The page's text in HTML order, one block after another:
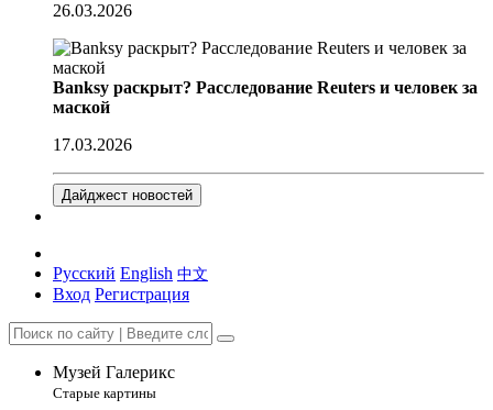
26.03.2026
Banksy раскрыт? Расследование Reuters и человек за
маской
17.03.2026
Дайджест новостей
Русский English 中文
Вход Регистрация
Музей Галерикс
Старые картины